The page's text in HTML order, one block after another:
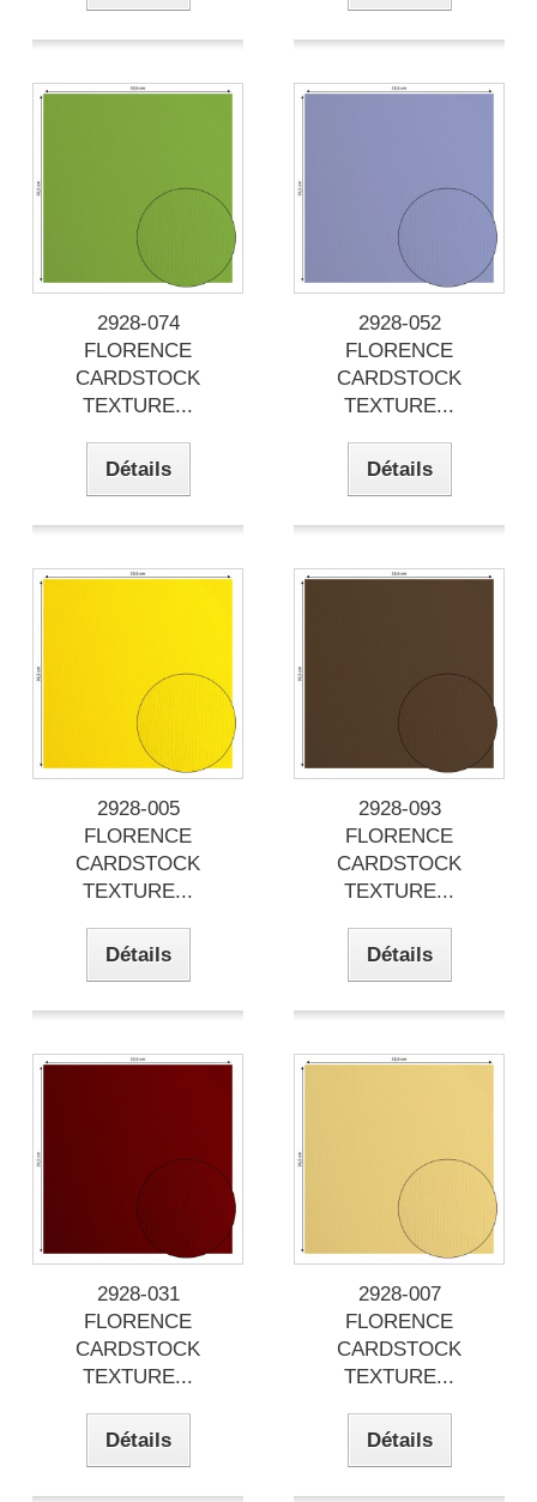
2928-074
FLORENCE
CARDSTOCK
TEXTURE...
Détails
2928-052
FLORENCE
CARDSTOCK
TEXTURE...
Détails
2928-005
FLORENCE
CARDSTOCK
TEXTURE...
Détails
2928-093
FLORENCE
CARDSTOCK
TEXTURE...
Détails
2928-031
FLORENCE
CARDSTOCK
TEXTURE...
Détails
2928-007
FLORENCE
CARDSTOCK
TEXTURE...
Détails